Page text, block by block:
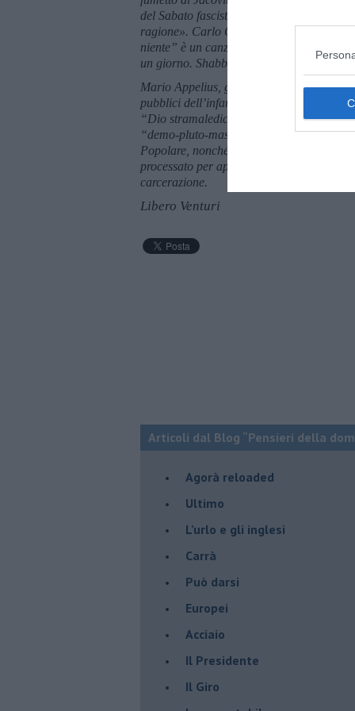
del Sabato fascista. Insieme ad altri, i
ragione». Carlo Galeotti,
niente” è un canzone di Enzo Del Re che
un giorno. Shabbat” è del filosofo
Mario Appelius, giornalista, viaggiatore,
pubblici dell’infame Manifesto della
“Dio stramaledica gli Inglesi!” con
“demo-pluto-masso-giudaico”. Caduto
Popolare, nonché allo stesso Mussolini,
processato per apologia del fascismo e
carcerazione.
Libero Venturi
Articoli dal Blog “Pensieri della
​Agorà reloaded
Ultimo
​L’urlo e gli inglesi
Carrà
Può darsi
Europei
Acciaio
Il Presidente
​Il Giro